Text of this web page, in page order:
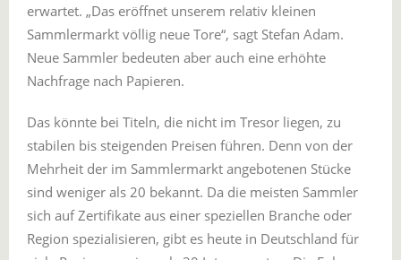
erwartet. „Das eröffnet unserem relativ kleinen
Sammlermarkt völlig neue Tore“, sagt Stefan Adam.
Neue Sammler bedeuten aber auch eine erhöhte
Nachfrage nach Papieren.
Das könnte bei Titeln, die nicht im Tresor liegen, zu
stabilen bis steigenden Preisen führen. Denn von der
Mehrheit der im Sammlermarkt angebotenen Stücke
sind weniger als 20 bekannt. Da die meisten Sammler
sich auf Zertifikate aus einer speziellen Branche oder
Region spezialisieren, gibt es heute in Deutschland für